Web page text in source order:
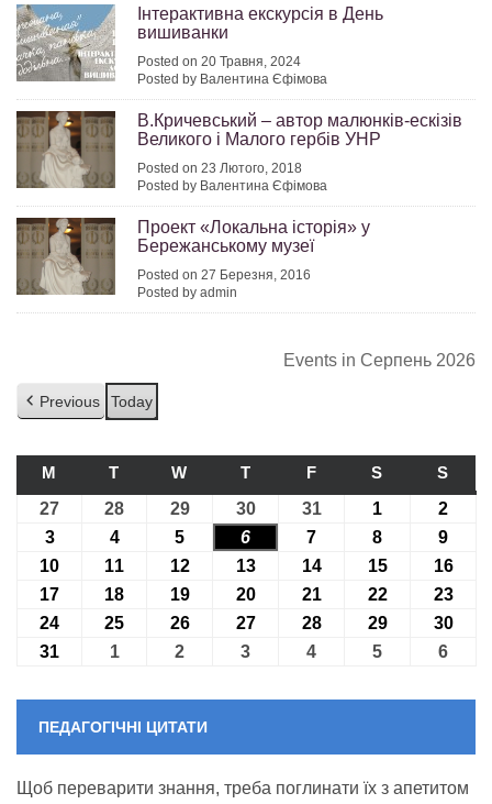
Інтерактивна екскурсія в День
вишиванки
Posted on 20 Травня, 2024
Posted by Валентина Єфімова
В.Кричевський – автор малюнків-ескізів
Великого і Малого гербів УНР
Posted on 23 Лютого, 2018
Posted by Валентина Єфімова
Проект «Локальна історія» у
Бережанському музеї
Posted on 27 Березня, 2016
Posted by admin
Events in Серпень 2026
Previous Today
M ПОНЕДІЛОК
T ВІВТОРОК
W СЕРЕДА
TЧЕТВЕР
FП’ЯТНИЦЯ
S СУБОТА
S
27 27.07.2026
28 28.07.2026
2929.07.2026
3030.07.2026
3131.07.2026
1 01.08.2026
2
303.08.2026
404.08.2026
5 05.08.2026
6 06.08.2026
7 07.08.2026
8 08.08.2026
9
10 10.08.2026
11 11.08.2026
1212.08.2026
1313.08.2026
1414.08.2026
1515.08.2026
16
17 17.08.2026
18 18.08.2026
1919.08.2026
2020.08.2026
2121.08.2026
2222.08.2026
23
24 24.08.2026
25 25.08.2026
2626.08.2026
2727.08.2026
2828.08.2026
2929.08.2026
30
31 31.08.2026
101.09.2026
2 02.09.2026
3 03.09.2026
4 04.09.2026
5 05.09.2026
6
ПЕДАГОГІЧНІ ЦИТАТИ
Щоб переварити знання, треба поглинати їх з апетитом